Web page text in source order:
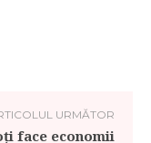
URMĂTOR
face economii